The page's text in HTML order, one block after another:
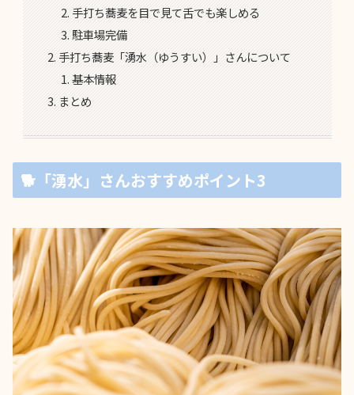
手打ち蕎麦を目で見て舌でも楽しめる
駐車場完備
手打ち蕎麦「湧水（ゆうすい）」さんについて
基本情報
まとめ
🐕「湧水」さんおすすめポイント3